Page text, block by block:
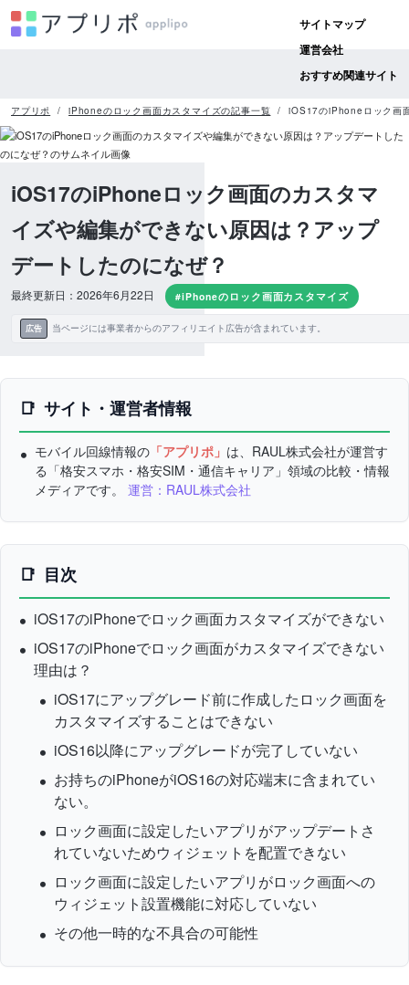
サイトマップ
運営会社
おすすめ関連サイト
アプリポ iPhoneのロック画面カスタマイズの記事一覧 iOS17のiPhoneロック画
iOS17のiPhoneロック画面のカスタマ
イズや編集ができない原因は？アップ
デートしたのになぜ？
最終更新日：2026年6月22日 #iPhoneのロック画面カスタマイズ
広告 当ページには事業者からのアフィリエイト広告が含まれています。
サイト・運営者情報
モバイル回線情報の 「アプリポ」 は、RAUL株式会社が運営す
る「格安スマホ・格安SIM・通信キャリア」領域の比較・情報
メディアです。 運営：RAUL株式会社
目次
iOS17のiPhoneでロック画面カスタマイズができない
iOS17のiPhoneでロック画面がカスタマイズできない
理由は？
iOS17にアップグレード前に作成したロック画面を
カスタマイズすることはできない
iOS16以降にアップグレードが完了していない
お持ちのiPhoneがiOS16の対応端末に含まれてい
ない。
ロック画面に設定したいアプリがアップデートさ
れていないためウィジェットを配置できない
ロック画面に設定したいアプリがロック画面への
ウィジェット設置機能に対応していない
その他一時的な不具合の可能性